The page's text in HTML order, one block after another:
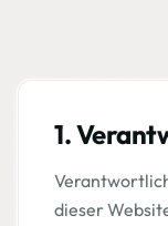
1.
dieser